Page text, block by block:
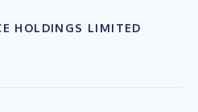
HOLDINGS LIMITED